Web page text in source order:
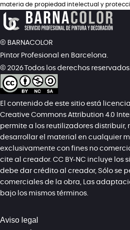
materia de propiedad intelectual y
© BARNACOLOR
Pintor Profesional en Barcelona.
©2026Todos los derechos
El contenido de este sitio está
Creative Commons Attribution 4.0
permite a los reutilizadores distribuir,
desarrollar el material en cualquier
exclusivamente con fines no
cite al creador. CC BY-NC incluye los
debe dar crédito al creador, Sólo se
comerciales de la obra, Las
bajo los mismos términos.
Aviso legal